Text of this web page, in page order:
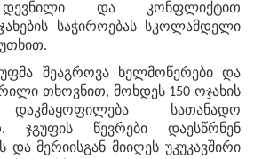
დევნილი და კონფლიქტით
საჭიროებას სკოლამდელი
შეაგროვა ხელმოწერები და
თხოვნით, მოხდეს 150 ოჯახის
სათანადო
ჯგუფის წევრები დაესწრნენ
და მერიისგან მიიღეს უკუკავშირი